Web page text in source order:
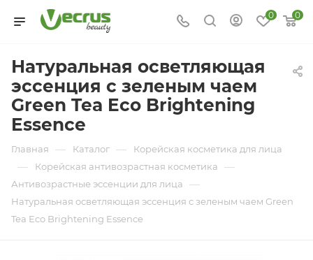
0 0
Натуральная осветляющая
эссенция с зеленым чаем
Green Tea Eco Brightening
Essence
Главная — Каталог — Корейская косметика для лица
— Корейская антивозрастная косметика —
Антивозрастные эссенции для лица —
Натуральная осветляющая эссенция с зеленым чаем Green
Tea Eco Brightening Essence